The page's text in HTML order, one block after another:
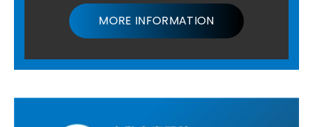
MORE INFORMATION